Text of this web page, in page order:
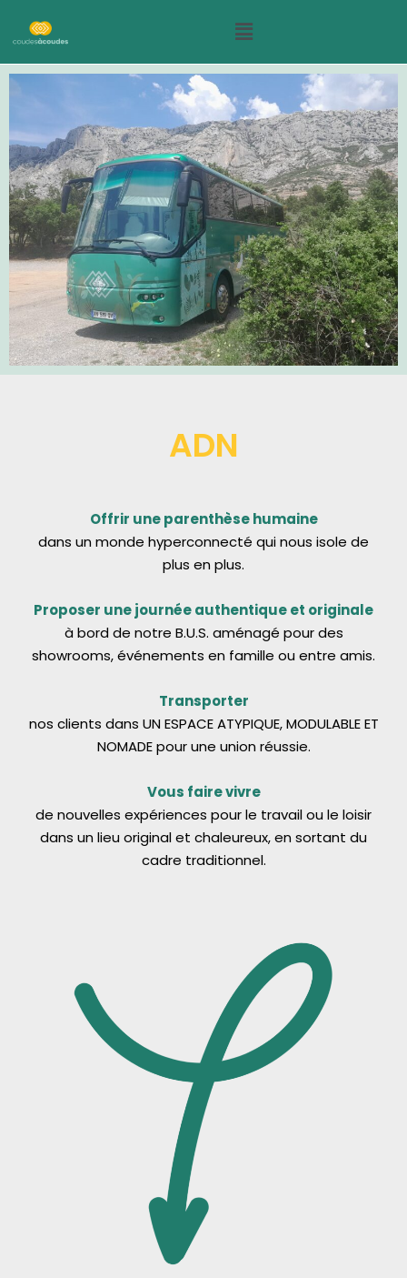
ADN
Offrir une parenthèse humaine
dans un monde hyperconnecté qui nous isole de
plus en plus.
Proposer une journée authentique et originale
à bord de notre B.U.S. aménagé pour des
showrooms, événements en famille ou entre amis.
Transporter
nos clients dans UN ESPACE ATYPIQUE, MODULABLE ET
NOMADE pour une union réussie.
Vous faire vivre
de nouvelles expériences pour le travail ou le loisir
dans un lieu original et chaleureux, en sortant du
cadre traditionnel.